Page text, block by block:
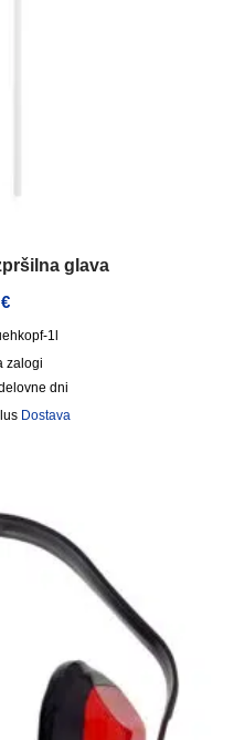
glava
€
1l
zalogi
dni
Dostava